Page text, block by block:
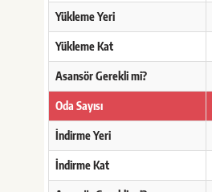
Yükleme Yeri
Yükleme Kat
Asansör Gerekli mi?
Oda Sayısı
İndirme Yeri
İndirme Kat